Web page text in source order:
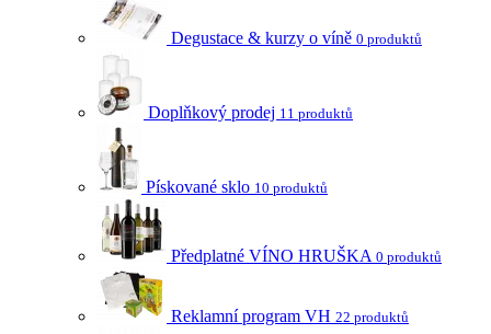
Degustace & kurzy o víně 0 produktů
Doplňkový prodej 11 produktů
Pískované sklo 10 produktů
Předplatné VÍNO HRUŠKA 0 produktů
Reklamní program VH 22 produktů